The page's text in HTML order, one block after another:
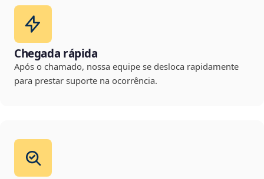
Chegada rápida
Após o chamado, nossa equipe se desloca rapidamente
para prestar suporte na ocorrência.